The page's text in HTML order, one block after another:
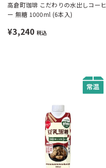
高倉町珈琲 こだわりの水出しコーヒ
ー 無糖 1000ml (6本入)
¥3,240 税込